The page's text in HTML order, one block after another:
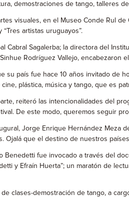
demostraciones de tango, talleres
visuales, en el Museo Conde Rul
artistas uruguayos”.
Cabral Sagalerba; la directora del
Rodríguez Vallejo, encabezaron
su país fue hace 10 años invitado
plástica, música y tango, que es
reiteró las intencionalidades del
De este modo, queremos seguir
Jorge Enrique Hernández Meza
Ojalá que el destino de nuestros
Benedetti fue invocado a través del
y Efraín Huerta”; un maratón de
clases-demostración de tango, a